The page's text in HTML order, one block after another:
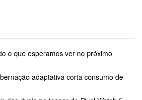
o que esperamos ver no próximo
adaptativa corta consumo de